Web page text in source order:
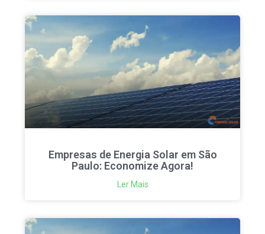
Empresas de Energia Solar em São
Paulo: Economize Agora!
Ler Mais